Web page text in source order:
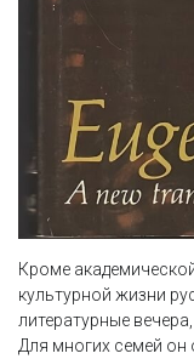
Кроме
культурной жизни
литературные
Для многих семей